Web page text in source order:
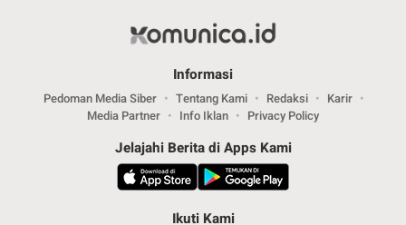
Informasi
Pedoman Media Siber Tentang Kami Redaksi
Karir
Media Partner
Info Iklan Privacy Policy
Jelajahi Berita di Apps Kami
Ikuti Kami